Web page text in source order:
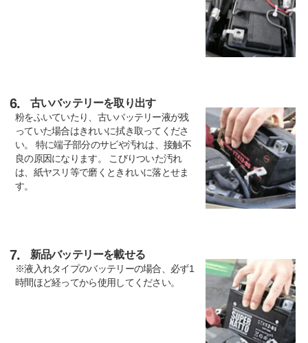
6. 古いバッテリーを取り出す
粉をふいていたり、古いバッテリー液が残
っていた場合はきれいに拭き取ってくださ
い。 特に端子部分のサビや汚れは、接触不
良の原因になります。 こびりついた汚れ
は、紙ヤスリ等で磨くときれいに落とせま
す。
7. 新品バッテリーを載せる
※液入れタイプのバッテリーの場合、必ず1
時間ほど経ってから使用してください。